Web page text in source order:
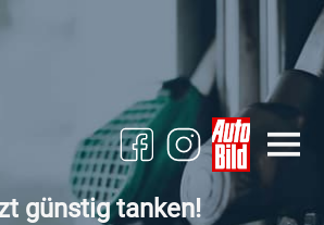
günstig tanken!